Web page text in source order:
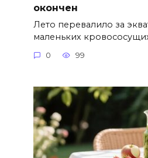
окончен
Лето перевалило за
маленьких
0 99